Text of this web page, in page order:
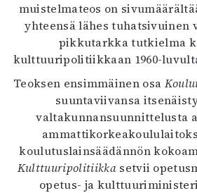
Tilaus ja
Yhteistyössä
Toimitus
Mediatiedot
Kaltio ry
muistelmateos on
yhteensä lähes tuhatsivuinen
pikkutarkka tutkielma
kulttuuripolitiikkaan 1960-
Teoksen ensimmäinen osa
suuntaviivansa
valtakunnansuunnittelusta
koulutuslainsäädännön
Kulttuuripolitiikkasetvii
opetus- ja